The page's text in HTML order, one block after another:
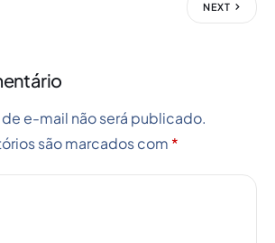
NEXT
e-mail não será publicado.
são marcados com *